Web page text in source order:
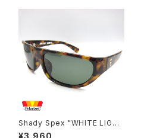
Shady Spex "WHITE LIGHT
Wraparounds" sunglasses,
¥3,960